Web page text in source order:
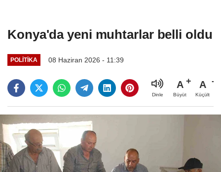
Konya'da yeni muhtarlar belli oldu
POLITIKA 08 Haziran 2026 - 11:39
Dinle
A
Büyüt
A
Küçült